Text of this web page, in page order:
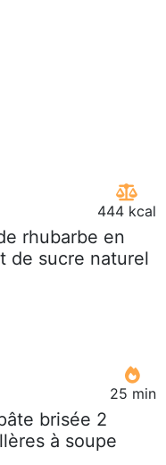
444 kcal
rhubarbe en
de sucre naturel
25 min
brisée 2
à soupe